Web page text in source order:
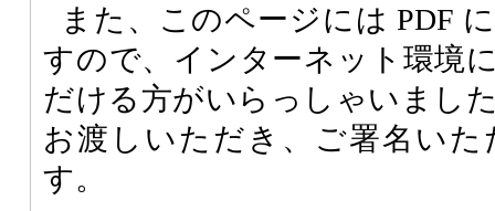
また、このページには PDF
すので、インターネット環境
だける方がいらっしゃいまし
お渡しいただき、ご署名い
す。